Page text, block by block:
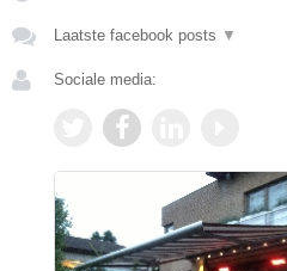
Laatste facebook posts ▼
Sociale media: